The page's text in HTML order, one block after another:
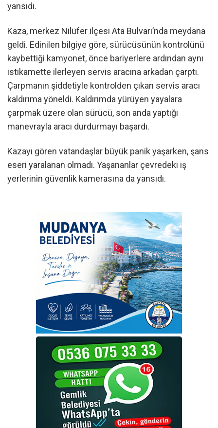
yansıdı.
Kaza, merkez Nilüfer ilçesi Ata Bulvarı’nda meydana
geldi. Edinilen bilgiye göre, sürücüsünün kontrolünü
kaybettiği kamyonet, önce bariyerlere ardından aynı
istikamette ilerleyen servis aracına arkadan çarptı.
Çarpmanın şiddetiyle kontrolden çıkan servis aracı
kaldırıma yöneldi. Kaldırımda yürüyen yayalara
çarpmak üzere olan sürücü, son anda yaptığı
manevrayla aracı durdurmayı başardı.
Kazayı gören vatandaşlar büyük panik yaşarken, şans
eseri yaralanan olmadı. Yaşananlar çevredeki iş
yerlerinin güvenlik kamerasına da yansıdı.